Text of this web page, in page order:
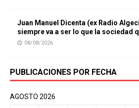
Juan Manuel Dicenta (ex Radio
siempre va a ser lo que la sociedad
08/08/2026
PUBLICACIONES POR FECHA
AGOSTO 2026